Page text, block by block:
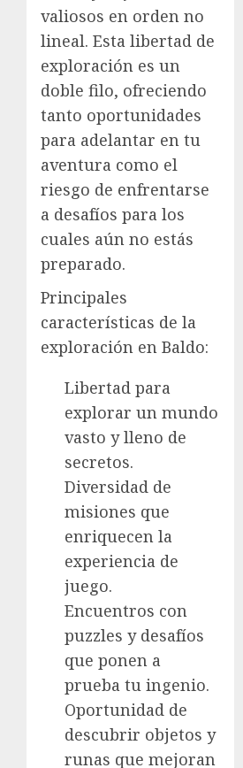
valiosos en orden no
lineal. Esta libertad de
exploración es un
doble filo, ofreciendo
tanto oportunidades
para adelantar en tu
aventura como el
riesgo de enfrentarse
a desafíos para los
cuales aún no estás
preparado.
Principales
características de la
exploración en Baldo:
Libertad para
explorar un mundo
vasto y lleno de
secretos.
Diversidad de
misiones que
enriquecen la
experiencia de
juego.
Encuentros con
puzzles y desafíos
que ponen a
prueba tu ingenio.
Oportunidad de
descubrir objetos y
runas que mejoran